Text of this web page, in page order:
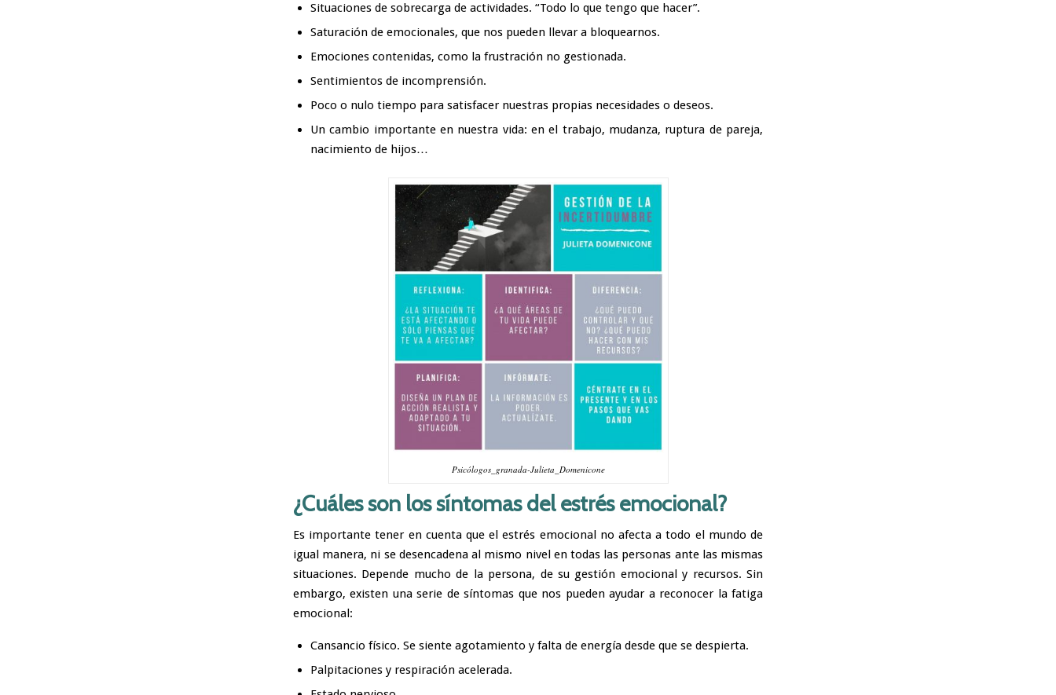
Situaciones de sobrecarga de actividades. “Todo lo que tengo que hacer”.
Saturación de emocionales, que nos pueden llevar a bloquearnos.
Emociones contenidas, como la frustración no gestionada.
Sentimientos de incomprensión.
Poco o nulo tiempo para satisfacer nuestras propias necesidades o deseos.
Un cambio importante en nuestra vida: en el trabajo, mudanza, ruptura de pareja,
nacimiento de hijos…
Psicólogos_granada-Julieta_Domenicone
¿Cuáles son los síntomas del estrés emocional?
Es importante tener en cuenta que el estrés emocional no afecta a todo el mundo de
igual manera, ni se desencadena al mismo nivel en todas las personas ante las mismas
situaciones. Depende mucho de la persona, de su gestión emocional y recursos. Sin
embargo, existen una serie de síntomas que nos pueden ayudar a reconocer la fatiga
emocional:
Cansancio físico. Se siente agotamiento y falta de energía desde que se despierta.
Palpitaciones y respiración acelerada.